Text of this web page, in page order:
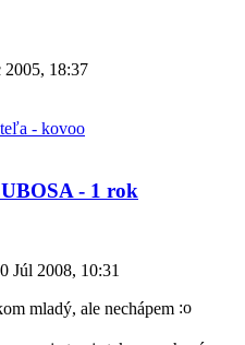
2005, 18:37
- kovoo
- 1 rok
Júl 2008, 10:31
mladý, ale nechápem